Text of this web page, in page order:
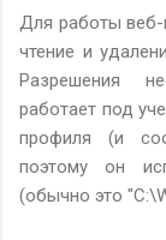
Для работы веб-
чтение и
Разрешения
работает под
профиля (и
поэтому он
(обычно это